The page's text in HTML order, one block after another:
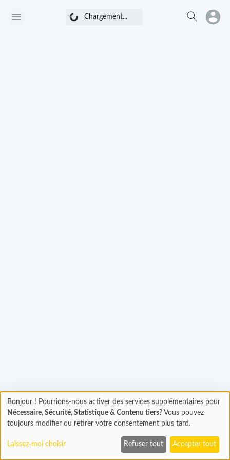
Chargement...
Chargement...
Chargement...Chargement
En cours...
Bonjour ! Pourrions-nous activer des services supplémentaires pour
Nécessaire, Sécurité, Statistique & Contenu tiers? Vous pouvez
toujours modifier ou retirer votre consentement plus tard.
Laissez-moi choisir Refuser tout Accepter tout